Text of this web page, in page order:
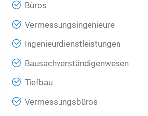
Büros
Vermessungsingenieure
Ingenieurdienstleistungen
Bausachverständigenwesen
Tiefbau
Vermessungsbüros